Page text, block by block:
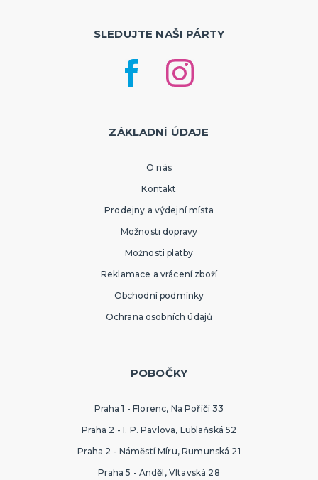
SLEDUJTE NAŠI PÁRTY
ZÁKLADNÍ ÚDAJE
O nás
Kontakt
Prodejny a výdejní místa
Možnosti dopravy
Možnosti platby
Reklamace a vrácení zboží
Obchodní podmínky
Ochrana osobních údajů
POBOČKY
Praha 1 - Florenc, Na Poříčí 33
Praha 2 - I. P. Pavlova, Lublaňská 52
Praha 2 - Náměstí Míru, Rumunská 21
Praha 5 - Anděl, Vltavská 28